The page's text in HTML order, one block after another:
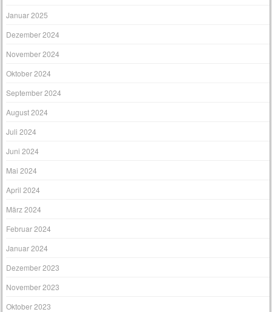
Januar 2025
Dezember 2024
November 2024
Oktober 2024
September 2024
August 2024
Juli 2024
Juni 2024
Mai 2024
April 2024
März 2024
Februar 2024
Januar 2024
Dezember 2023
November 2023
Oktober 2023